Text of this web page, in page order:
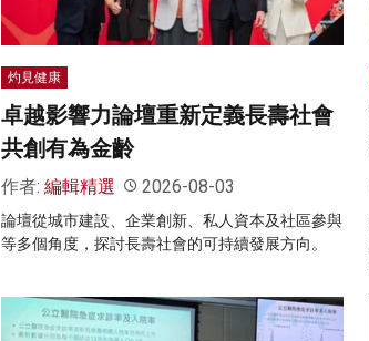
灼見健康
卓越影響力論壇重新定義長壽社會
共創有為金齡
作者: 編輯精選 2026-08-03
論壇從城市建設、企業創新、私人資本及社區參與
等多個角度，探討長壽社會的可持續發展方向。